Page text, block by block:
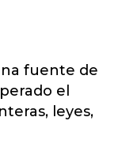
fuente de
el
leyes,